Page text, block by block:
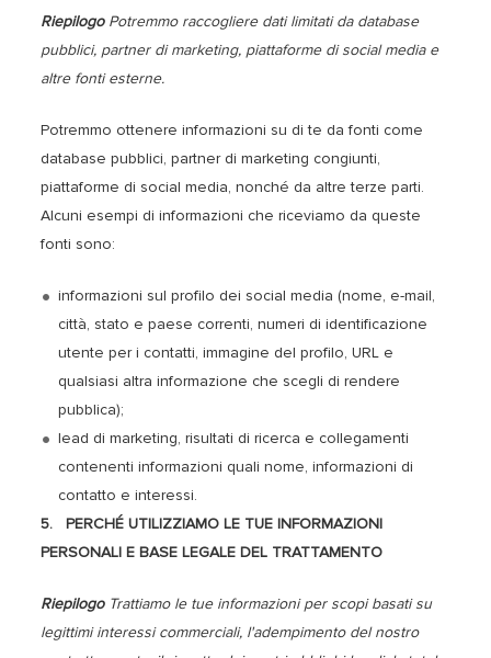
RiepilogoPotremmo raccogliere dati limitati da database
pubblici, partner di marketing, piattaforme di social media e
altre fonti esterne.
Potremmo ottenere informazioni su di te da fonti come
database pubblici, partner di marketing congiunti,
piattaforme di social media, nonché da altre terze parti.
Alcuni esempi di informazioni che riceviamo da queste
fonti sono:
informazioni sul profilo dei social media (nome, e-mail,
città, stato e paese correnti, numeri di identificazione
utente per i contatti, immagine del profilo, URL e
qualsiasi altra informazione che scegli di rendere
pubblica);
lead di marketing, risultati di ricerca e collegamenti
contenenti informazioni quali nome, informazioni di
contatto e interessi.
5. PERCHÉ UTILIZZIAMO LE TUE INFORMAZIONI
PERSONALI E BASE LEGALE DEL TRATTAMENTO
RiepilogoTrattiamo le tue informazioni per scopi basati su
legittimi interessi commerciali, l'adempimento del nostro